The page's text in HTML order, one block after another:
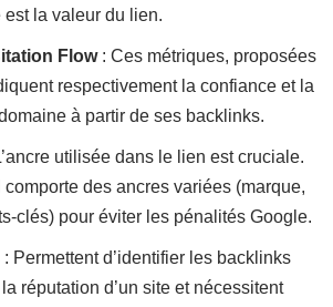
la valeur du lien.
Flow: Ces métriques, proposées
respectivement la confiance et la
à partir de ses backlinks.
utilisée dans le lien est cruciale.
des ancres variées (marque,
clés) pour éviter les pénalités Google.
: Permettent d’identifier les backlinks
réputation d’un site et nécessitent